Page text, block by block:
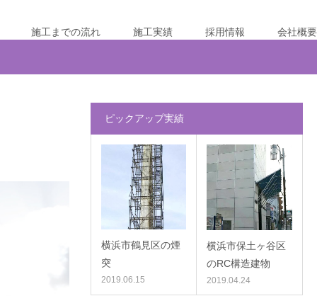
施工までの流れ 施工実績 採用情報 会社概要
ピックアップ実績
横浜市鶴見区の煙
突
2019.06.15
横浜市保土ヶ谷区
のRC構造建物
2019.04.24